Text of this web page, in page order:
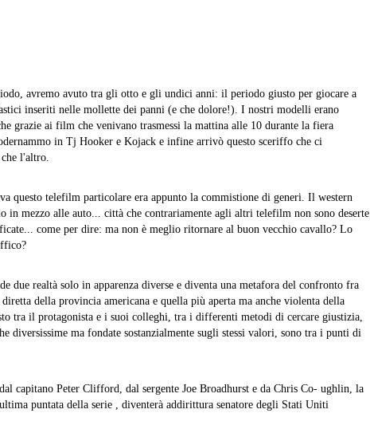
avremo avuto tra gli otto e gli undici anni: il periodo giusto per giocare a
inseriti nelle mollette dei panni (e che dolore!). I nostri modelli erano
grazie ai film che venivano trasmessi la mattina alle 10 durante la fiera
in Tj Hooker e Kojack e infine arrivò questo sceriffo che ci
l'altro.
questo telefilm particolare era appunto la commistione di generi. Il western
in mezzo alle auto... città che contrariamente agli altri telefilm non sono deserte
come per dire: ma non è meglio ritornare al buon vecchio cavallo? Lo
due realtà solo in apparenza diverse e diventa una metafora del confronto fra
della provincia americana e quella più aperta ma anche violenta della
tra il protagonista e i suoi colleghi, tra i differenti metodi di cercare giustizia,
diversissime ma fondate sostanzialmente sugli stessi valori, sono tra i punti di
capitano Peter Clifford, dal sergente Joe Broadhurst e da Chris Co- ughlin, la
puntata della serie , diventerà addirittura senatore degli Stati Uniti